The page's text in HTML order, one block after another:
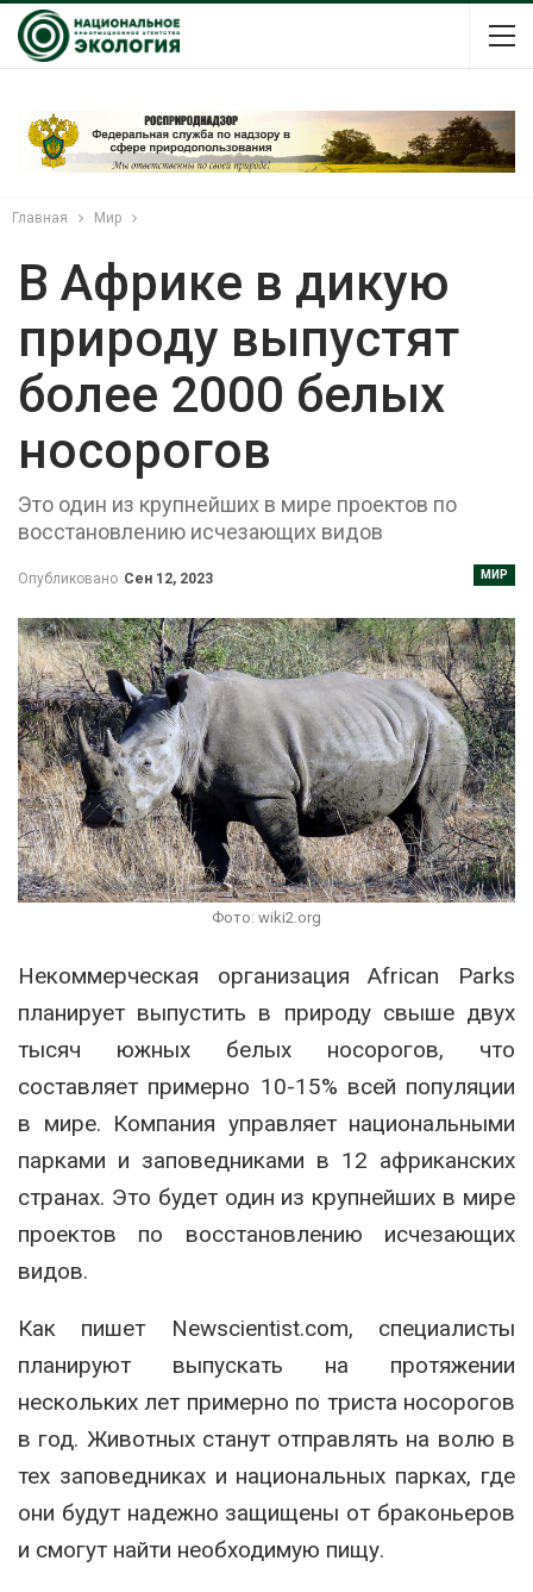
Главная Мир
В Африке в дикую
природу выпустят
более 2000 белых
носорогов
Это один из крупнейших в мире проектов по
восстановлению исчезающих видов
МИР
Опубликовано Сен 12, 2023
Фото: wiki2.org
Некоммерческая организация African Parks
планирует выпустить в природу свыше двух
тысяч южных белых носорогов, что
составляет примерно 10-15% всей популяции
в мире. Компания управляет национальными
парками и заповедниками в 12 африканских
странах. Это будет один из крупнейших в мире
проектов по восстановлению исчезающих
видов.
Как пишет Newscientist.com, специалисты
планируют выпускать на протяжении
нескольких лет примерно по триста носорогов
в год. Животных станут отправлять на волю в
тех заповедниках и национальных парках, где
они будут надежно защищены от браконьеров
и смогут найти необходимую пищу.